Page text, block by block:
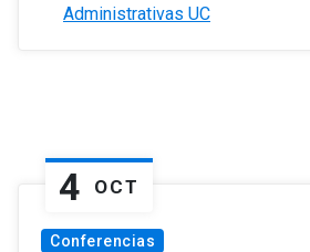
Administrativas UC
4 OCT
Conferencias